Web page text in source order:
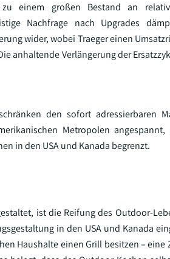
zu einem großen Bestand an
Nachfrage nach Upgrades
wider, wobei Traeger einen
anhaltende Verlängerung der
den sofort adressierbaren
Metropolen angespannt,
in den USA und Kanada begrenzt.
ist die Reifung des Outdoor-
in den USA und Kanada
Haushalte einen Grill besitzen – eine